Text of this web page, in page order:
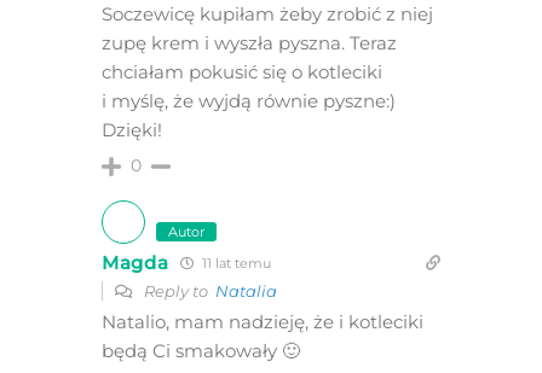
Soczewicę kupiłam żeby zrobić z niej
zupę krem i wyszła pyszna. Teraz
chciałam pokusić się o kotleciki
i myślę, że wyjdą równie pyszne:)
Dzięki!
0
Autor
Magda 11 lat temu
Reply to Natalia
Natalio, mam nadzieję, że i kotleciki
będą Ci smakowały 🙂